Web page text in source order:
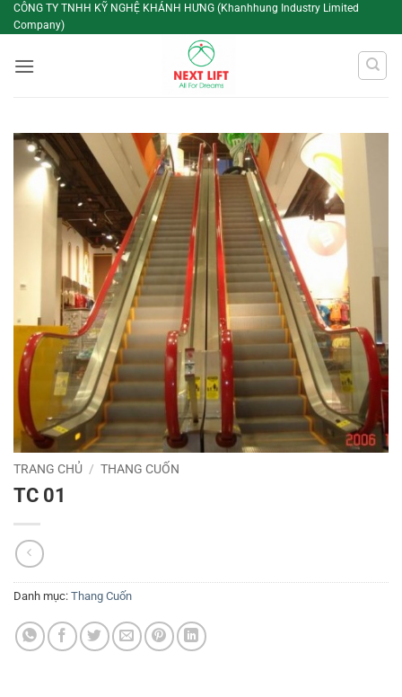
Bỏ
qua
dung
CÔNG TY TNHH KỸ NGHỆ KHÁNH HƯNG (Khanhhung Industry Limited
Company)
TRANG CHỦ / THANG CUỐN
TC 01
Danh mục: Thang Cuốn